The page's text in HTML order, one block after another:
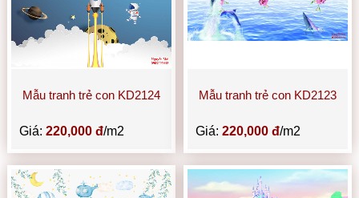
Mẫu tranh trẻ con KD2124
Giá:220,000 đ/m2
Mẫu tranh trẻ con KD2123
Giá: 220,000 đ/m2